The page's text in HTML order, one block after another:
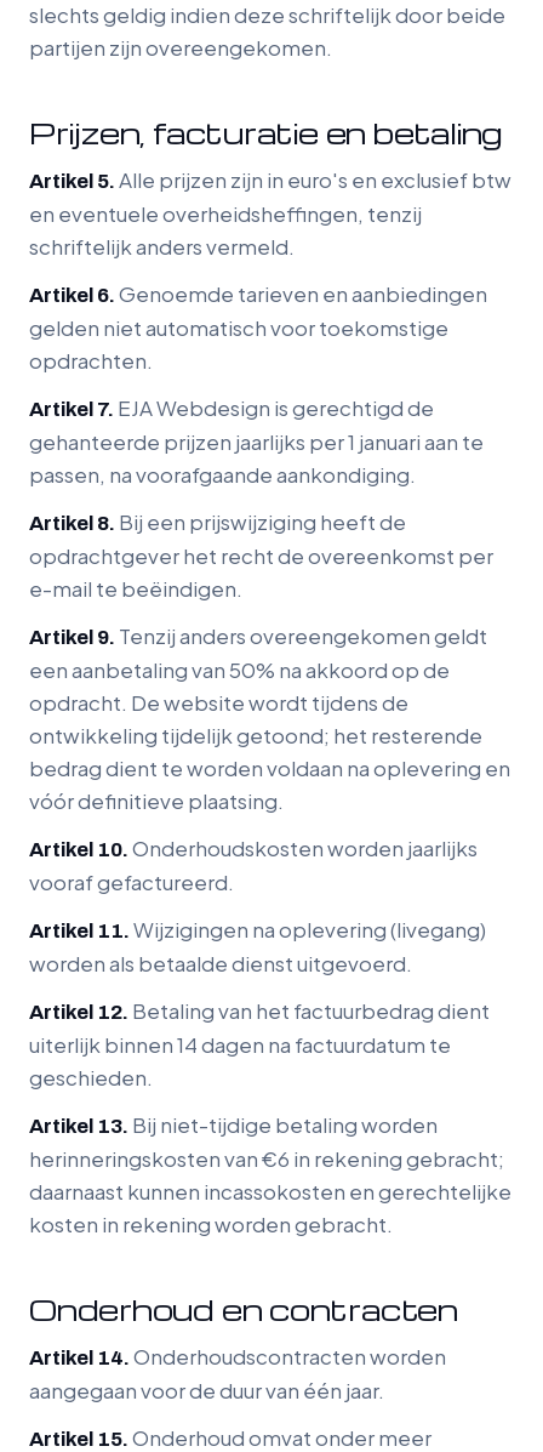
slechts geldig indien deze schriftelijk door beide
partijen zijn overeengekomen.
Prijzen, facturatie en betaling
Artikel 5. Alle prijzen zijn in euro's en exclusief btw
en eventuele overheidsheffingen, tenzij
schriftelijk anders vermeld.
Artikel 6. Genoemde tarieven en aanbiedingen
gelden niet automatisch voor toekomstige
opdrachten.
Artikel 7. EJA Webdesign is gerechtigd de
gehanteerde prijzen jaarlijks per 1 januari aan te
passen, na voorafgaande aankondiging.
Artikel 8. Bij een prijswijziging heeft de
opdrachtgever het recht de overeenkomst per
e-mail te beëindigen.
Artikel 9. Tenzij anders overeengekomen geldt
een aanbetaling van 50% na akkoord op de
opdracht. De website wordt tijdens de
ontwikkeling tijdelijk getoond; het resterende
bedrag dient te worden voldaan na oplevering en
vóór definitieve plaatsing.
Artikel 10. Onderhoudskosten worden jaarlijks
vooraf gefactureerd.
Artikel 11. Wijzigingen na oplevering (livegang)
worden als betaalde dienst uitgevoerd.
Artikel 12. Betaling van het factuurbedrag dient
uiterlijk binnen 14 dagen na factuurdatum te
geschieden.
Artikel 13. Bij niet-tijdige betaling worden
herinneringskosten van €6 in rekening gebracht;
daarnaast kunnen incassokosten en gerechtelijke
kosten in rekening worden gebracht.
Onderhoud en contracten
Artikel 14. Onderhoudscontracten worden
aangegaan voor de duur van één jaar.
Artikel 15. Onderhoud omvat onder meer